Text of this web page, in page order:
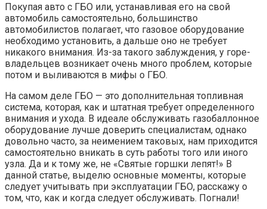
Покупая авто с ГБО или, устанавливая его на свой
автомобиль самостоятельно, большинство
автомобилистов полагает, что газовое оборудование
необходимо установить, а дальше оно не требует
никакого внимания. Из-за такого заблуждения, у горе-
владельцев возникает очень много проблем, которые
потом и выливаются в мифы о ГБО.
На самом деле ГБО — это дополнительная топливная
система, которая, как и штатная требует определенного
внимания и ухода. В идеале обслуживать газобаллонное
оборудование лучше доверить специалистам, однако
довольно часто, за неимением таковых, нам приходится
самостоятельно вникать в суть работы того или иного
узла. Да и к тому же, не «Святые горшки лепят!» В
данной статье, выделю основные моменты, которые
следует учитывать при эксплуатации ГБО, расскажу о
том, что, как и когда следует обслуживать. Погнали!